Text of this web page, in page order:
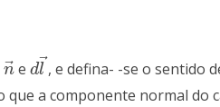
n⃗
n→edl ⃗
dl→, e defina- -se o sentido
que a componente normal do